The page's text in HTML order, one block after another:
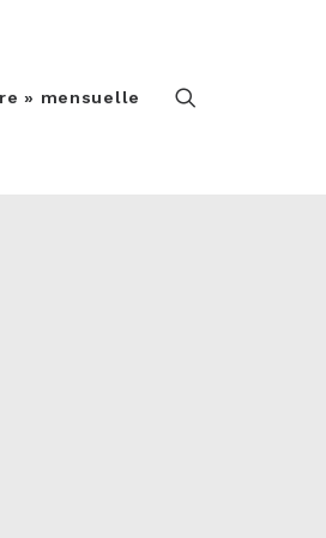
» mensuelle